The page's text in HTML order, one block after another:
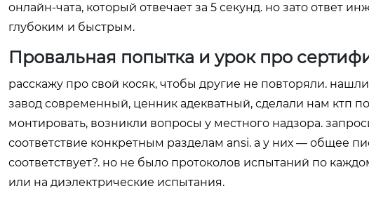
онлайн-чата, который отвечает за 5 секунд. но зато ответ
глубоким и быстрым.
Провальная попытка и урок про
расскажу про свой косяк, чтобы другие не повторяли.
завод современный, ценник адекватный, сделали нам ктп
монтировать, возникли вопросы у местного надзора.
соответствие конкретным разделам ansi. а у них — общее
соответствует?. но не было протоколов испытаний по
или на диэлектрические испытания.